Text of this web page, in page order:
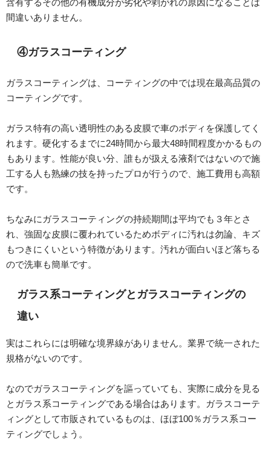
含有するその他の有機成分が劣化や剥がれの原因になることは
間違いありません。
④ガラスコーティング
ガラスコーティングは、コーティングの中では現在最高品質の
コーティングです。
ガラス特有の高い透明性のある皮膜で車のボディを保護してく
れます。硬化するまでに24時間から最大48時間程度かかるもの
もあります。性能が良い分、誰もが扱える液剤ではないので施
工する人も熟練の技を持ったプロが行うので、施工費用も高額
です。
ちなみにガラスコーティングの持続期間は平均でも３年とさ
れ、強固な皮膜に覆われているためボディに汚れは勿論、キズ
もつきにくいという特徴があります。汚れが面白いほど落ちる
ので洗車も簡単です。
ガラス系コーティングとガラスコーティングの
違い
実はこれらには明確な境界線がありません。業界で統一された
規格がないのです。
なのでガラスコーティングを謳っていても、実際に成分を見る
とガラス系コーティングである場合はあります。ガラスコーテ
ィングとして市販されているものは、ほぼ100％ガラス系コー
ティングでしょう。